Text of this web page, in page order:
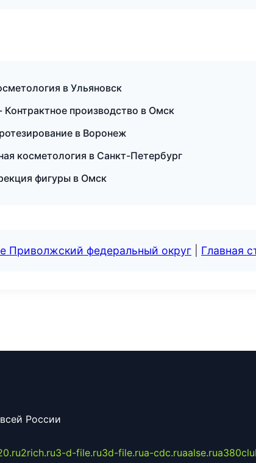
в Ульяновск
производство в Омск
в Воронеж
косметология в Санкт-Петербург
фигуры в Омск
Приволжский федеральный округ Главная
России
2rich.ru3-d-file.ru3d-file.rua-cdc.ruaalse.ru